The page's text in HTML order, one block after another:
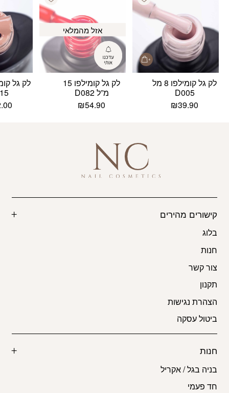
לק גל קומילפו 8 מל
D005
₪39.90
אזל מהמלאי
לק גל קומילפו 15
מ”ל D082
₪54.90
קישורים מהירים
בלוג
חנות
צור קשר
תקנון
הצהרת נגישות
ביטול עסקה
חנות
בניה בגל / אקריל
חד פעמי